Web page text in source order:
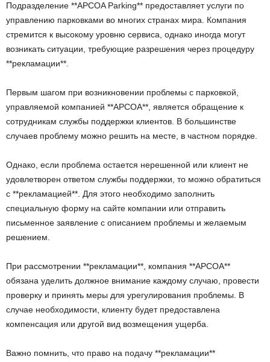
Подразделение **APCOA Parking** предоставляет услуги по
управлению парковками во многих странах мира. Компания
стремится к высокому уровню сервиса, однако иногда могут
возникать ситуации, требующие разрешения через процедуру
**рекламации**.
Первым шагом при возникновении проблемы с парковкой,
управляемой компанией **APCOA**, является обращение к
сотрудникам службы поддержки клиентов. В большинстве
случаев проблему можно решить на месте, в частном порядке.
Однако, если проблема остается нерешенной или клиент не
удовлетворен ответом службы поддержки, то можно обратиться
с **рекламацией**. Для этого необходимо заполнить
специальную форму на сайте компании или отправить
письменное заявление с описанием проблемы и желаемым
решением.
При рассмотрении **рекламации**, компания **APCOA**
обязана уделить должное внимание каждому случаю, провести
проверку и принять меры для урегулирования проблемы. В
случае необходимости, клиенту будет предоставлена
компенсация или другой вид возмещения ущерба.
Важно помнить, что право на подачу **рекламации**